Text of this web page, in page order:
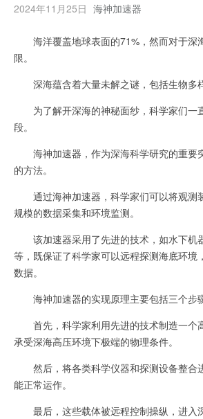
2024年11月25日 海神加速器
海洋覆盖地球表面的71%，然而对于深
限。
深海蕴含着大量未解之谜，包括生物多样
为了解开深海的神秘面纱，科学家们一
段。
海神加速器，作为深海科学研究的重要
的方法。
通过海神加速器，科学家们可以将观测
规模的数据采集和环境监测。
该加速器采用了先进的技术，如水下机
等，既保证了科学家可以远程探测海底环境
数据。
海神加速器的实现原理主要包括三个步骤
首先，科学家利用先进的技术制造一个
承受深海高压环境下极端的物理条件。
然后，将各类科学仪器和探测设备整合
能正常运作。
最后，这些载体被远程控制操纵，进入